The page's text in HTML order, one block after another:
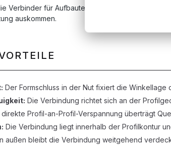
Verbinder für Aufbauten, die häufig
auskommen.
Der Formschluss in der Nut fixiert die Winkellage
Die Verbindung richtet sich an der
direkte Profil-an-Profil-Verspannung überträgt
Die Verbindung liegt innerhalb der Profilkontur
außen bleibt die Verbindung weitgehend